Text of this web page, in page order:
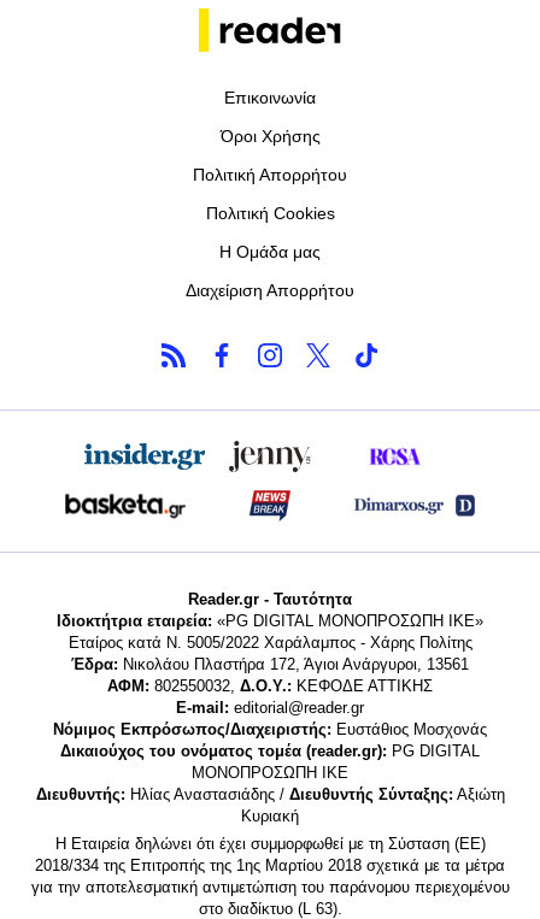
Επικοινωνία
Όροι Χρήσης
Πολιτική Απορρήτου
Πολιτική Cookies
Η Ομάδα μας
Διαχείριση Απορρήτου
Reader.gr - Ταυτότητα
Ιδιοκτήτρια εταιρεία: «PG DIGITAL MONΟΠΡΟΣΩΠΗ ΙΚΕ»
Εταίρος κατά Ν. 5005/2022 Χαράλαμπος - Χάρης Πολίτης
Έδρα: Νικολάου Πλαστήρα 172, Άγιοι Ανάργυροι, 13561
ΑΦΜ: 802550032, Δ.Ο.Υ.: ΚΕΦΟΔΕ ΑΤΤΙΚΗΣ
E-mail: editorial@reader.gr
Νόμιμος Εκπρόσωπος/Διαχειριστής: Ευστάθιος Μοσχονάς
Δικαιούχος του ονόματος τομέα (reader.gr): PG DIGITAL
MONΟΠΡΟΣΩΠΗ ΙΚΕ
Διευθυντής: Ηλίας Αναστασιάδης / Διευθυντής Σύνταξης: Αξιώτη
Κυριακή
Η Εταιρεία δηλώνει ότι έχει συμμορφωθεί με τη Σύσταση (ΕΕ)
2018/334 της Επιτροπής της 1ης Μαρτίου 2018 σχετικά με τα μέτρα
για την αποτελεσματική αντιμετώπιση του παράνομου περιεχομένου
στο διαδίκτυο (L 63).